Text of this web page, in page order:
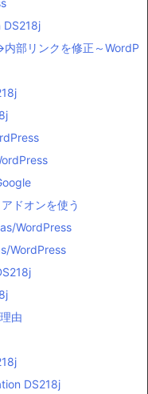
DS218j
部リンクを修正～WordP
ドオンを使う
WordPress
WordPress
由
DS218j